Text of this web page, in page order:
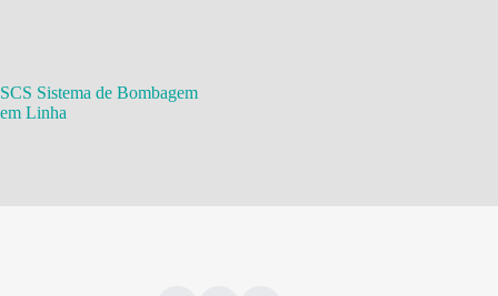
SCS Sistema de Bombagem
em Linha